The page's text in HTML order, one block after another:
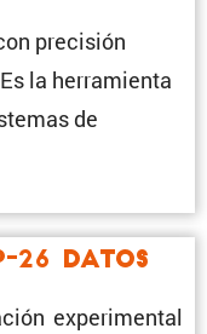
preci­sión
la herra­mienta
de
26 Datos
experi­mental